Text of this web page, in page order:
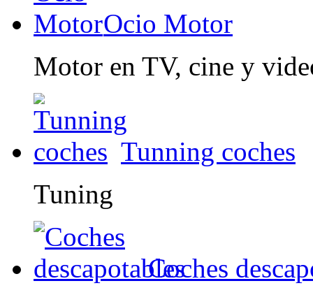
Ocio Motor
Motor en TV, cine y
Tunning coches
Tuning
Coches